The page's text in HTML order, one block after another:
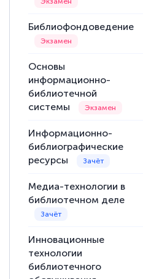
Библиофондоведение
Основы
информационно-
библиотечной
системы
Информационно-
библиографические
ресурсы
Медиа-технологии в
библиотечном деле
Инновационные
технологии
библиотечного